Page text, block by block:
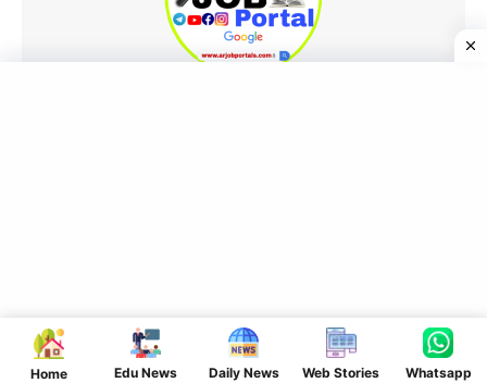
Home Edu News Daily News Web Stories Whatsapp
Join Telegram Join Now